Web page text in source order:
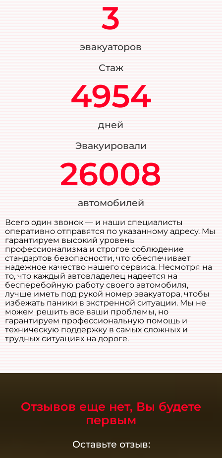
3
эвакуаторов
Стаж
4954
дней
Эвакуировали
26008
автомобилей
Всего один звонок — и наши специалисты
оперативно отправятся по указанному адресу. Мы
гарантируем высокий уровень
профессионализма и строгое соблюдение
стандартов безопасности, что обеспечивает
надежное качество нашего сервиса. Несмотря на
то, что каждый автовладелец надеется на
бесперебойную работу своего автомобиля,
лучше иметь под рукой номер эвакуатора, чтобы
избежать паники в экстренной ситуации. Мы не
можем решить все ваши проблемы, но
гарантируем профессиональную помощь и
техническую поддержку в самых сложных и
трудных ситуациях на дороге.
Отзывов еще нет, Вы будете
первым
Оставьте отзыв: